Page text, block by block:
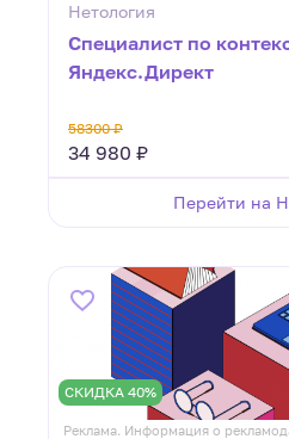
Нетология
Специалист по
Яндекс.Директ
58300 ₽
34 980 ₽
Перейти на
СКИДКА 40%
Реклама. Информация о